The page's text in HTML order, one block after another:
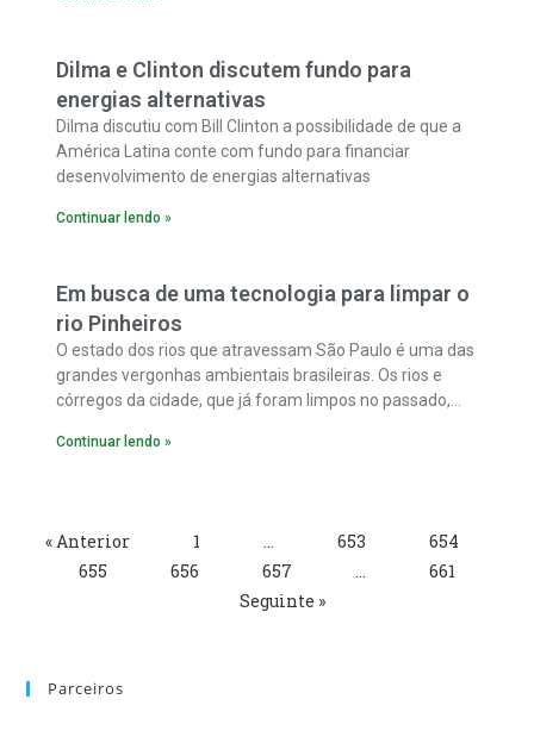
Dilma e Clinton discutem fundo para
energias alternativas
Dilma discutiu com Bill Clinton a possibilidade de que a
América Latina conte com fundo para financiar
desenvolvimento de energias alternativas
Continuar lendo »
Em busca de uma tecnologia para limpar o
rio Pinheiros
O estado dos rios que atravessam São Paulo é uma das
grandes vergonhas ambientais brasileiras. Os rios e
córregos da cidade, que já foram limpos no passado,
mosquitos e doenças, além das enchentes.
Continuar lendo »
« Anterior 1 … 653
654
655
656 657 …
661
Seguinte »
Parceiros